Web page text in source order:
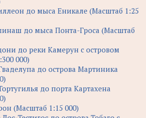
до мыса Еникале (Масштаб 1:25
до мыса Понта-Гроса (Масштаб
до реки Камерун с островом
000)
до острова Мартиника
до порта Картахена
(Масштаб 1:15 000)